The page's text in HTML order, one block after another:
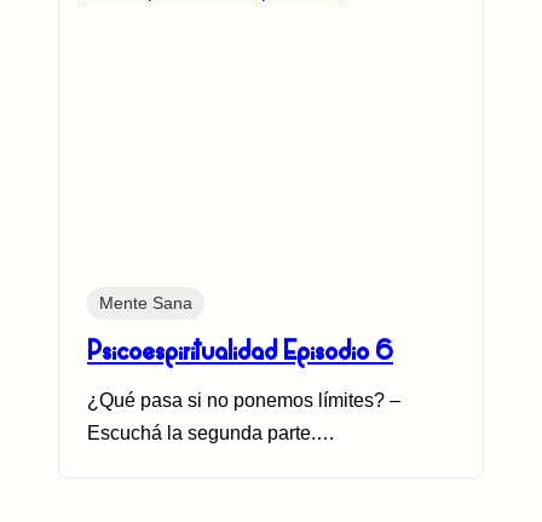
Mente Sana
Psicoespiritualidad Episodio 6
¿Qué pasa si no ponemos límites? –
Escuchá la segunda parte.…